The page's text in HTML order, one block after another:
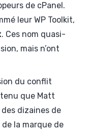
de cPanel.
leur WP Toolkit,
. Ces nom quasi-
mais n’ont
du conflit
que Matt
dizaines de
la marque de